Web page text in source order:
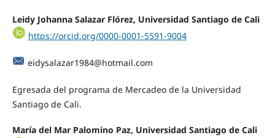
Leidy Johanna Salazar Flórez, Universidad Santiago de Cali
https://orcid.org/0000-0001-5591-9004
eidysalazar1984@hotmail.com
Egresada del programa de Mercadeo de la Universidad
Santiago de Cali.
María del Mar Palomino Paz, Universidad Santiago de Cali